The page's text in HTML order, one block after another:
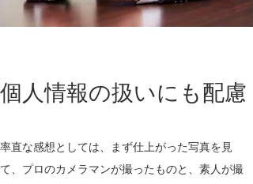
個人情報の扱いにも配慮
率直な感想としては、まず仕上がった写真を見
て、プロのカメラマンが撮ったものと、素人が撮